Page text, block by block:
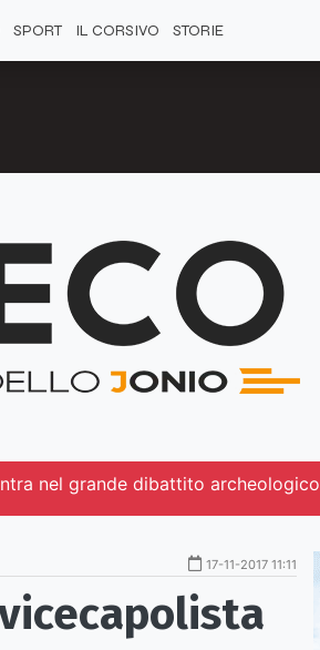
SPORT IL CORSIVO STORIE
nel grande dibattito archeologico
17-11-2017 11:11